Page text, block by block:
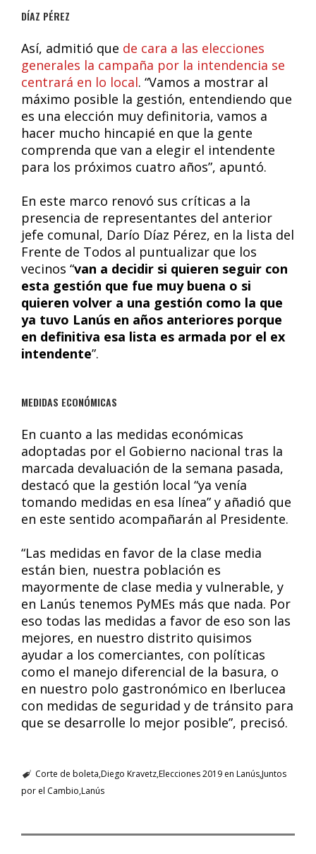
DÍAZ PÉREZ
Así, admitió que de cara a las elecciones
generales la campaña por la intendencia se
centrará en lo local. “Vamos a mostrar al
máximo posible la gestión, entendiendo que
es una elección muy definitoria, vamos a
hacer mucho hincapié en que la gente
comprenda que van a elegir el intendente
para los próximos cuatro años”, apuntó.
En este marco renovó sus críticas a la
presencia de representantes del anterior
jefe comunal, Darío Díaz Pérez, en la lista del
Frente de Todos al puntualizar que los
vecinos “van a decidir si quieren seguir con
esta gestión que fue muy buena o si
quieren volver a una gestión como la que
ya tuvo Lanús en años anteriores porque
en definitiva esa lista es armada por el ex
intendente”.
MEDIDAS ECONÓMICAS
En cuanto a las medidas económicas
adoptadas por el Gobierno nacional tras la
marcada devaluación de la semana pasada,
destacó que la gestión local “ya venía
tomando medidas en esa línea” y añadió que
en este sentido acompañarán al Presidente.
“Las medidas en favor de la clase media
están bien, nuestra población es
mayormente de clase media y vulnerable, y
en Lanús tenemos PyMEs más que nada. Por
eso todas las medidas a favor de eso son las
mejores, en nuestro distrito quisimos
ayudar a los comerciantes, con políticas
como el manejo diferencial de la basura, o
en nuestro polo gastronómico en Iberlucea
con medidas de seguridad y de tránsito para
que se desarrolle lo mejor posible”, precisó.
Corte de boleta Diego KravetzElecciones 2019 en LanúsJuntos
por el Cambio Lanús